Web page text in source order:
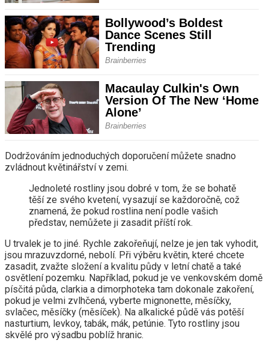
Dodržováním jednoduchých doporučení můžete snadno
zvládnout květinářství v zemi.
Jednoleté rostliny jsou dobré v tom, že se bohatě
těší ze svého kvetení, vysazují se každoročně, což
znamená, že pokud rostlina není podle vašich
představ, nemůžete ji zasadit příští rok.
U trvalek je to jiné. Rychle zakořeňují, nelze je jen tak vyhodit,
jsou mrazuvzdorné, nebolí. Při výběru květin, které chcete
zasadit, zvažte složení a kvalitu půdy v letní chatě a také
osvětlení pozemku. Například, pokud je ve venkovském domě
písčitá půda, clarkia a dimorphoteka tam dokonale zakoření,
pokud je velmi zvlhčená, vyberte mignonette, měsíčky,
svlačec, měsíčky (měsíček). Na alkalické půdě vás potěší
nasturtium, levkoy, tabák, mák, petúnie. Tyto rostliny jsou
skvělé pro výsadbu poblíž hranic.